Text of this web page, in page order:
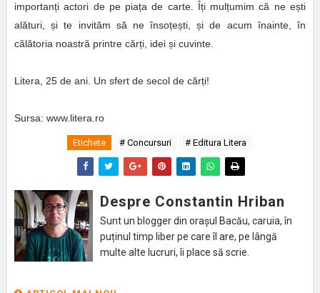
importanți actori de pe piața de carte. Îți mulțumim că ne ești
alături, și te invităm să ne însoțești, și de acum înainte, în
călătoria noastră printre cărți, idei și cuvinte.
Litera, 25 de ani. Un sfert de secol de cărți!
Sursa: www.litera.ro
Etichete # Concursuri # Editura Litera
Despre Constantin Hriban
Sunt un blogger din orașul Bacău, caruia, în
puținul timp liber pe care îl are, pe lângă
multe alte lucruri, îi place să scrie.